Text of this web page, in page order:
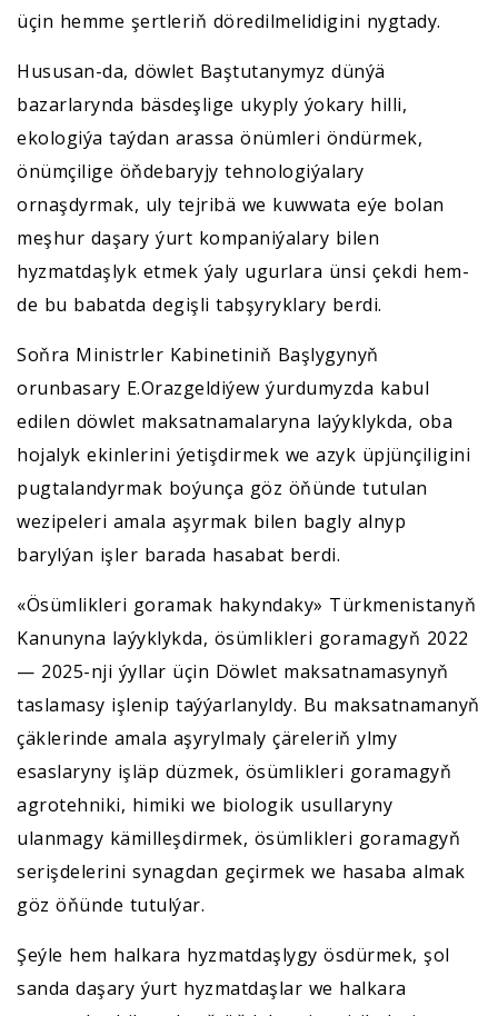
üçin hemme şertleriň döredilmelidigini nygtady.
Hususan-da, döwlet Baştutanymyz dünýä
bazarlarynda bäsdeşlige ukyply ýokary hilli,
ekologiýa taýdan arassa önümleri öndürmek,
önümçilige öňdebaryjy tehnologiýalary
ornaşdyrmak, uly tejribä we kuwwata eýe bolan
meşhur daşary ýurt kompaniýalary bilen
hyzmatdaşlyk etmek ýaly ugurlara ünsi çekdi hem-
de bu babatda degişli tabşyryklary berdi.
Soňra Ministrler Kabinetiniň Başlygynyň
orunbasary E.Orazgeldiýew ýurdumyzda kabul
edilen döwlet maksatnamalaryna laýyklykda, oba
hojalyk ekinlerini ýetişdirmek we azyk üpjünçiligini
pugtalandyrmak boýunça göz öňünde tutulan
wezipeleri amala aşyrmak bilen bagly alnyp
barylýan işler barada hasabat berdi.
«Ösümlikleri goramak hakyndaky» Türkmenistanyň
Kanunyna laýyklykda, ösümlikleri goramagyň 2022
— 2025-nji ýyllar üçin Döwlet maksatnamasynyň
taslamasy işlenip taýýarlanyldy. Bu maksatnamanyň
çäklerinde amala aşyrylmaly çäreleriň ylmy
esaslaryny işläp düzmek, ösümlikleri goramagyň
agrotehniki, himiki we biologik usullaryny
ulanmagy kämilleşdirmek, ösümlikleri goramagyň
serişdelerini synagdan geçirmek we hasaba almak
göz öňünde tutulýar.
Şeýle hem halkara hyzmatdaşlygy ösdürmek, şol
sanda daşary ýurt hyzmatdaşlar we halkara